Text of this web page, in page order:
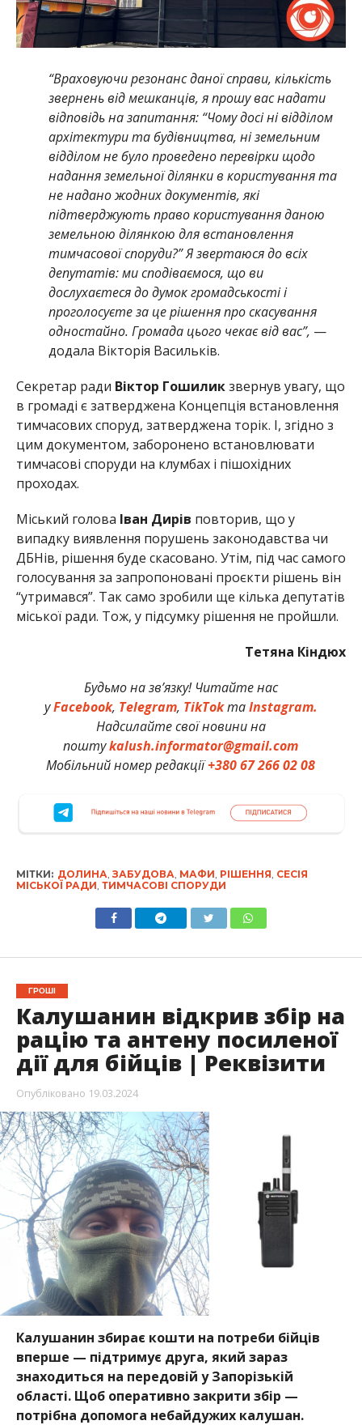
“Враховуючи резонанс даної справи, кількість
звернень від мешканців, я прошу вас надати
відповідь на запитання: “Чому досі ні відділом
архітектури та будівництва, ні земельним
відділом не було проведено перевірки щодо
надання земельної ділянки в користування та
не надано жодних документів, які
підтверджують право користування даною
земельною ділянкою для встановлення
тимчасової споруди?” Я звертаюся до всіх
депутатів: ми сподіваємося, що ви
дослухаєтеся до думок громадськості і
проголосуєте за це рішення про скасування
одностайно. Громада цього чекає від вас”, —
додала Вікторія Васильків.
Секретар ради Віктор Гошиликзвернув увагу, що
в громаді є затверджена Концепція встановлення
тимчасових споруд, затверджена торік. І, згідно з
цим документом, заборонено встановлювати
тимчасові споруди на клумбах і пішохідних
проходах.
Міський голова Іван Дирів повторив, що у
випадку виявлення порушень законодавства чи
ДБНів, рішення буде скасовано. Утім, під час самого
голосування за запропоновані проєкти рішень він
“утримався”. Так само зробили ще кілька депутатів
міської ради. Тож, у підсумку рішення не пройшли.
Тетяна Кіндюх
Будьмо на зв’язку! Читайте нас
уFacebook, Telegram, TikTokтаInstagram.
Надсилайте свої новини на
поштуkalush.informator@gmail.com
Мобільний номер редакції+380 67 266 02 08
МІТКИ: ДОЛИНА ЗАБУДОВА МАФИ РІШЕННЯ СЕСІЯ
МІСЬКОЇ РАДИ ТИМЧАСОВІ СПОРУДИ
ГРОШІ
Калушанин відкрив збір на
рацію та антену посиленої
дії для бійців | Реквізити
Опубліковано 19.03.2024
Калушанин збирає кошти на потреби бійців
вперше — підтримує друга, який зараз
знаходиться на передовій у Запорізькій
області. Щоб оперативно закрити збір —
потрібна допомога небайдужих калушан.